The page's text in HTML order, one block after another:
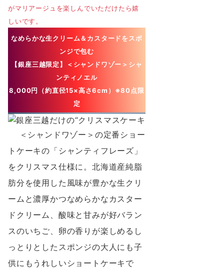
がマリアージュを楽しんでいただけたら嬉
しいです。
なめらかな生クリーム＆カスタードをスポ
ンジで包む
【銀座三越限定】＜シャンドワゾー＞シャ
ンティノエル
8,000円（約直径15×⾼さ6cm）※80点限
定
＜シャンドワゾー＞の定番ショー
トケーキの「シャンティフレーズ」
をクリスマス仕様に。北海道産純脂
肪分を使⽤した⾵味が豊かな⽣クリ
ームと濃厚かつなめらかなカスター
ドクリーム、酸味と⽢みが好バラン
スのいちご、卵の⾹りが楽しめるし
っとりとしたスポンジの⼤⼈にも⼦
供にもうれしいショートケーキで